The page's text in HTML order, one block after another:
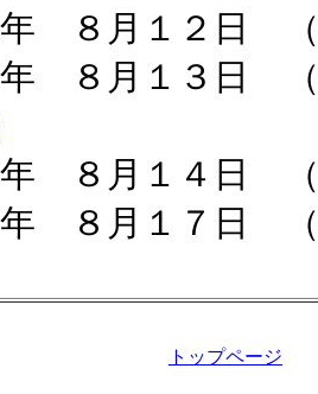
年 ８月１２日 （
年 ８月１３日 （
年 ８月１４日 （
年 ８月１７日 （
トップページ